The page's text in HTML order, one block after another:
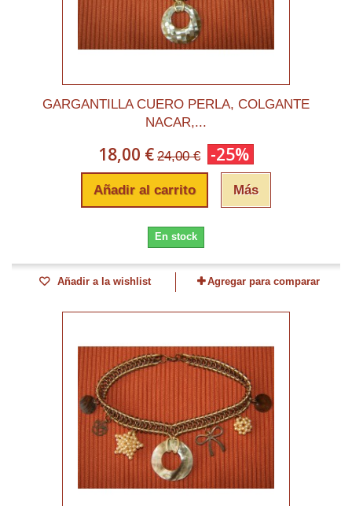
GARGANTILLA CUERO PERLA, COLGANTE
NACAR,...
18,00 € 24,00 € -25%
Añadir al carrito Más
En stock
Añadir a la wishlist Agregar para comparar